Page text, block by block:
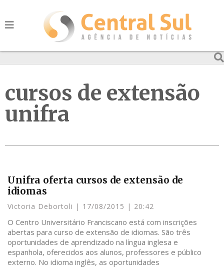
cursos de extensão
unifra
Unifra oferta cursos de extensão de
idiomas
Victoria Debortoli 17/08/2015 20:42
O Centro Universitário Franciscano está com inscrições
abertas para curso de extensão de idiomas. São três
oportunidades de aprendizado na língua inglesa e
espanhola, oferecidos aos alunos, professores e público
externo. No idioma inglês, as oportunidades